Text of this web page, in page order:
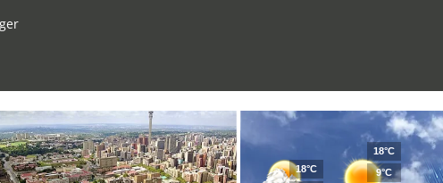
18°C
18°C
9°C